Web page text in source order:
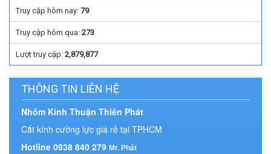
Truy cập hôm nay: 79
Truy cập hôm qua: 273
Lượt truy cập: 2,879,877
THÔNG TIN LIÊN HỆ
Nhôm Kính Thuận Thiên Phát
Cắt kính cường lực giá rẻ tại TPHCM
Hotline 0938 840 279 Mr. Phát